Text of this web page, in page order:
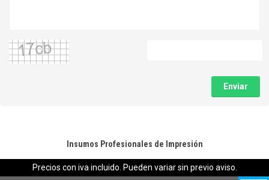
Enviar
Insumos Profesionales de Impresión
Precios con iva incluido. Pueden variar sin previo aviso.